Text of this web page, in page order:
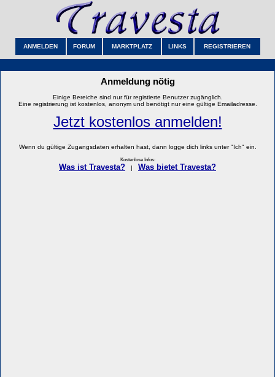
ANMELDEN FORUM MARKTPLATZ LINKS REGISTRIEREN
Anmeldung nötig
Einige Bereiche sind nur für registierte Benutzer zugänglich.
Eine registrierung ist kostenlos, anonym und benötigt nur eine gültige Emailadresse.
Jetzt kostenlos anmelden!
Wenn du gültige Zugangsdaten erhalten hast, dann logge dich links unter "Ich" ein.
Kostenlose Infos:
Was ist Travesta? Was bietet Travesta?